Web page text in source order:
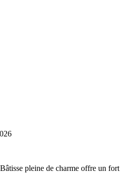
pleine de charme offre un fort